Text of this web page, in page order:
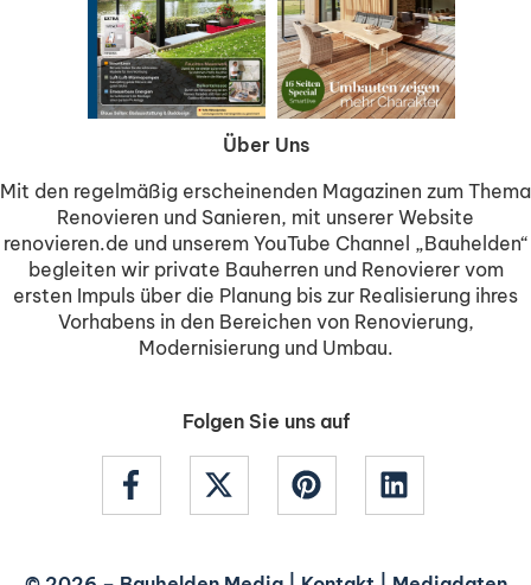
Über Uns
Mit den regelmäßig erscheinenden Magazinen zum Thema
Renovieren und Sanieren, mit unserer Website
renovieren.de und unserem YouTube Channel „Bauhelden“
begleiten wir private Bauherren und Renovierer vom
ersten Impuls über die Planung bis zur Realisierung ihres
Vorhabens in den Bereichen von Renovierung,
Modernisierung und Umbau.
Folgen Sie uns auf